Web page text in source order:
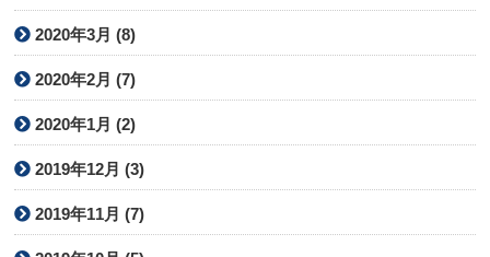
2020年3月 (8)
2020年2月 (7)
2020年1月 (2)
2019年12月 (3)
2019年11月 (7)